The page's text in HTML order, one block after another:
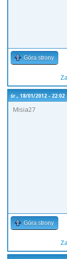
Góra strony
śr., 18/01/2012 - 22:02
Misia27
Góra strony